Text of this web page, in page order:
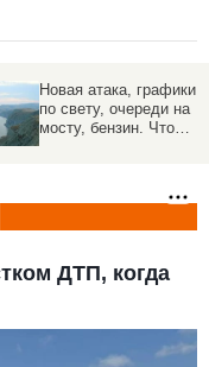
Новая атака, графики
по свету, очереди на
мосту, бензин. Что
произошло в Крыму
ДТП, когда